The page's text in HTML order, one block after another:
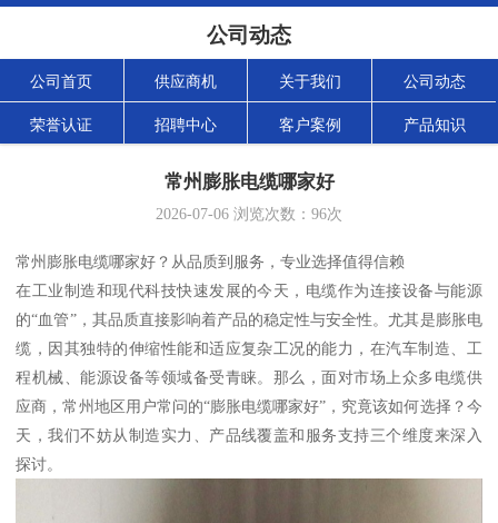
公司动态
公司首页 供应商机 关于我们 公司动态
荣誉认证 招聘中心 客户案例 产品知识
常州膨胀电缆哪家好
2026-07-06 浏览次数： 96次
常州膨胀电缆哪家好？从品质到服务，专业选择值得信赖
在工业制造和现代科技快速发展的今天，电缆作为连接设备与能源
的“血管”，其品质直接影响着产品的稳定性与安全性。尤其是膨胀电
缆，因其独特的伸缩性能和适应复杂工况的能力，在汽车制造、工
程机械、能源设备等领域备受青睐。那么，面对市场上众多电缆供
应商，常州地区用户常问的“膨胀电缆哪家好”，究竟该如何选择？今
天，我们不妨从制造实力、产品线覆盖和服务支持三个维度来深入
探讨。